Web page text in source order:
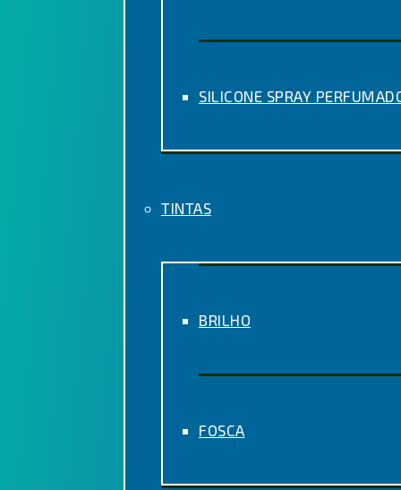
SILICONE SPRAY
TINTAS
BRILHO
FOSCA